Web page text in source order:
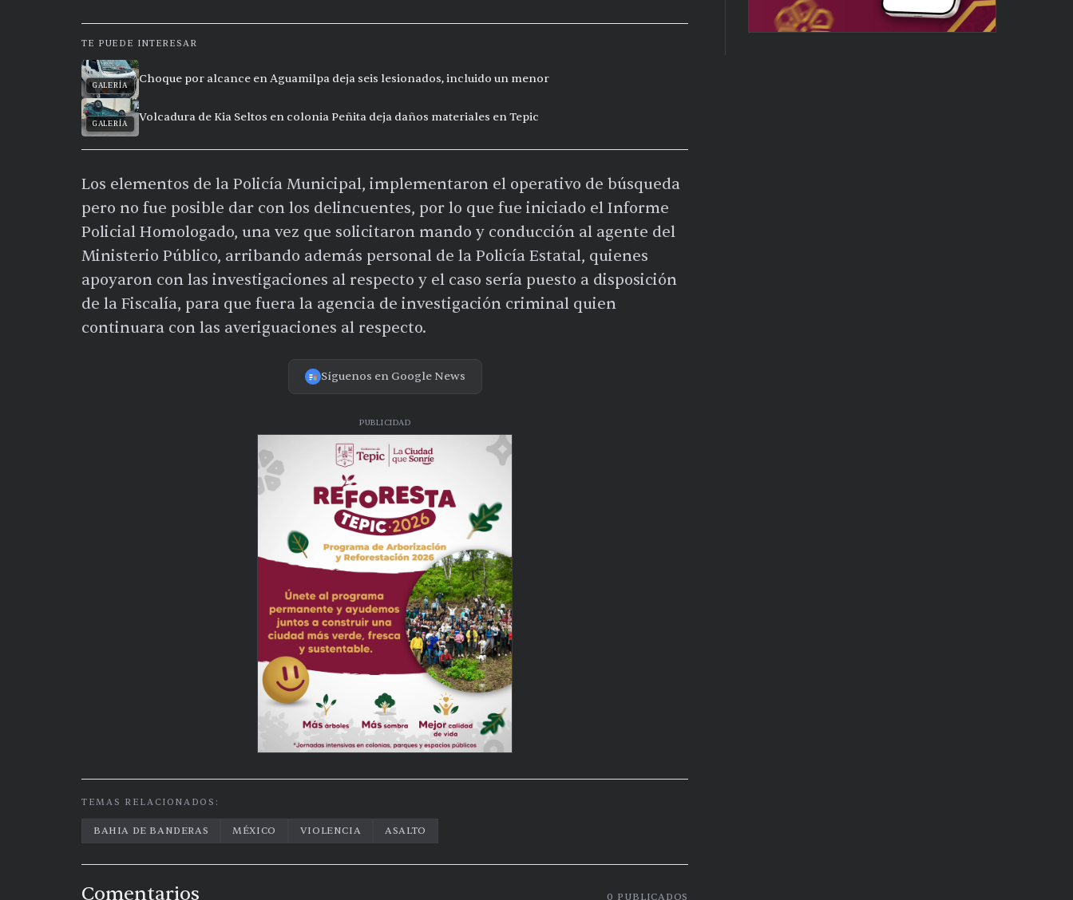
TE PUEDE INTERESAR
GALERÍA Choque por alcance en Aguamilpa deja seis lesionados, incluido un menor
GALERÍA Volcadura de Kia Seltos en colonia Peñita deja daños materiales en Tepic
Los elementos de la Policía Municipal, implementaron el operativo de búsqueda
pero no fue posible dar con los delincuentes, por lo que fue iniciado el Informe
Policial Homologado, una vez que solicitaron mando y conducción al agente del
Ministerio Público, arribando además personal de la Policía Estatal, quienes
apoyaron con las investigaciones al respecto y el caso sería puesto a disposición
de la Fiscalía, para que fuera la agencia de investigación criminal quien
continuara con las averiguaciones al respecto.
Síguenos en Google News
PUBLICIDAD
TEMAS RELACIONADOS:
BAHIA DE BANDERAS MÉXICO VIOLENCIA ASALTO
Comentarios 0 PUBLICADOS